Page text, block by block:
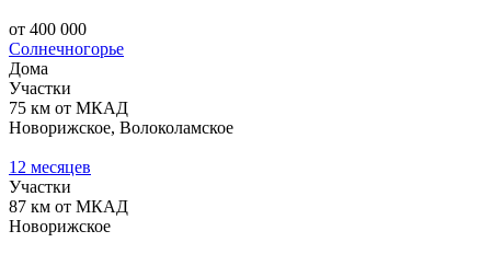
от 400 000
Солнечногорье
Дома
Участки
75 км от МКАД
Новорижское, Волоколамское
12 месяцев
Участки
87 км от МКАД
Новорижское